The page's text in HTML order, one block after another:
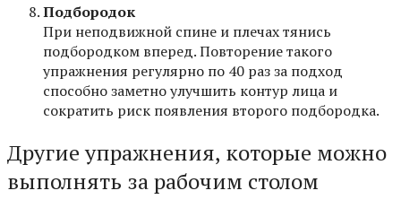
Подбородок
При неподвижной спине и плечах тянись
подбородком вперед. Повторение такого
упражнения регулярно по 40 раз за подход
способно заметно улучшить контур лица и
сократить риск появления второго подбородка.
Другие упражнения, которые можно
выполнять за рабочим столом